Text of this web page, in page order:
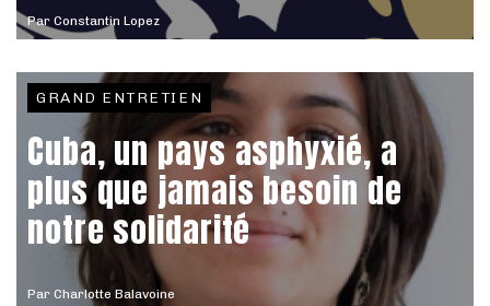
Par Constantin Lopez
Par Charlotte Balavoine
GRAND ENTRETIEN
Cuba, un pays asphyxié, a
plus que jamais besoin de
notre solidarité